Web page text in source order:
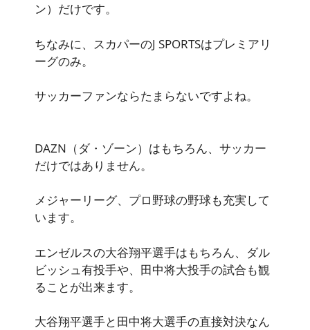
ン）だけです。
ちなみに、スカパーのJ SPORTSはプレミアリ
ーグのみ。
サッカーファンならたまらないですよね。
DAZN（ダ・ゾーン）はもちろん、サッカー
だけではありません。
メジャーリーグ、プロ野球の野球も充実して
います。
エンゼルスの大谷翔平選手はもちろん、ダル
ビッシュ有投手や、田中将大投手の試合も観
ることが出来ます。
大谷翔平選手と田中将大選手の直接対決なん